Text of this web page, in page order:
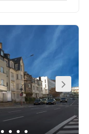
Gebäude ist
und allen
Bahnhof